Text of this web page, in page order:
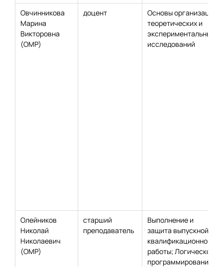
Овчинникова
Марина
Викторовна
(ОМР)
доцент
Основы организации
теоретических и
экспериментальных
исследований
Олейников
Николай
Николаевич
(ОМР)
старший
преподаватель
Выполнение и
защита выпускной
квалификационной
работы; Логическое
программирование;